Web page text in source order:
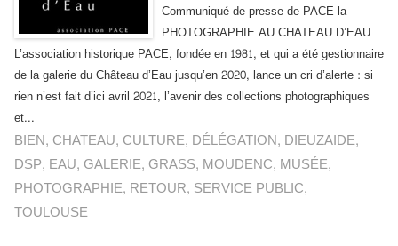
Communiqué de presse de PACE la
PHOTOGRAPHIE AU CHATEAU D’EAU
L’association historique PACE, fondée en 1981, et qui a été gestionnaire
de la galerie du Château d’Eau jusqu’en 2020, lance un cri d’alerte : si
rien n’est fait d’ici avril 2021, l’avenir des collections photographiques
et...
BIEN, CHATEAU, CULTURE, DÉLÉGATION, DIEUZAIDE,
DSP, EAU, GALERIE, GRASS, MOUDENC, MUSÉE,
PHOTOGRAPHIE, RETOUR, SERVICE PUBLIC,
TOULOUSE